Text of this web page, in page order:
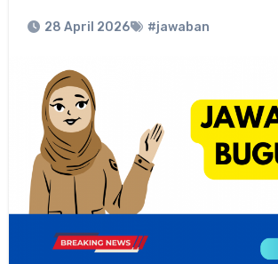
28 April 2026 #jawaban